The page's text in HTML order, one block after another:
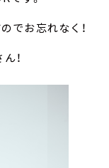
でお忘れなく！
！